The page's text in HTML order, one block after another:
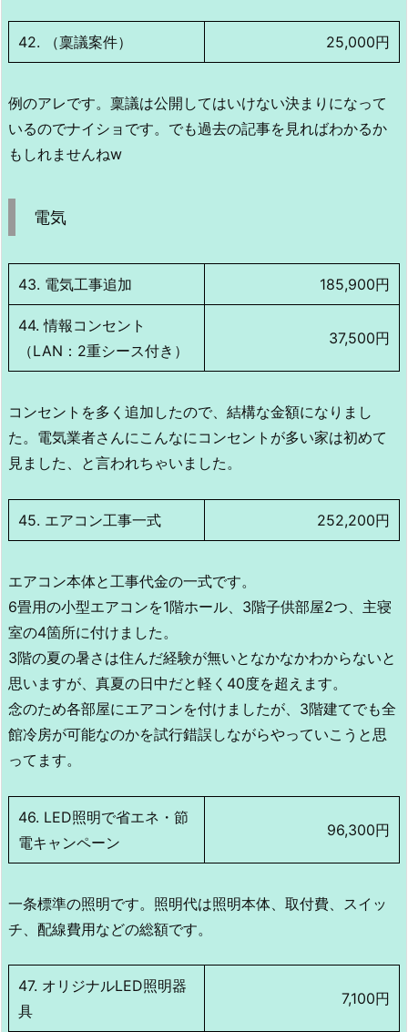
42. （稟議案件） 25,000円
例のアレです。稟議は公開してはいけない決まりになって
いるのでナイショです。でも過去の記事を見ればわかるか
もしれませんねw
電気
43. 電気工事追加 185,900円
44. 情報コンセント
（LAN：2重シース付き）
37,500円
コンセントを多く追加したので、結構な金額になりまし
た。電気業者さんにこんなにコンセントが多い家は初めて
見ました、と言われちゃいました。
45. エアコン工事一式 252,200円
エアコン本体と工事代金の一式です。
6畳用の小型エアコンを1階ホール、3階子供部屋2つ、主寝
室の4箇所に付けました。
3階の夏の暑さは住んだ経験が無いとなかなかわからないと
思いますが、真夏の日中だと軽く40度を超えます。
念のため各部屋にエアコンを付けましたが、3階建てでも全
館冷房が可能なのかを試行錯誤しながらやっていこうと思
ってます。
46. LED照明で省エネ・節
電キャンペーン
96,300円
一条標準の照明です。照明代は照明本体、取付費、スイッ
チ、配線費用などの総額です。
47. オリジナルLED照明器
具
7,100円